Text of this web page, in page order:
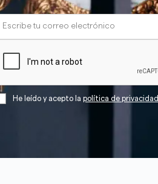
He leído y acepto lapolítica de privacidad